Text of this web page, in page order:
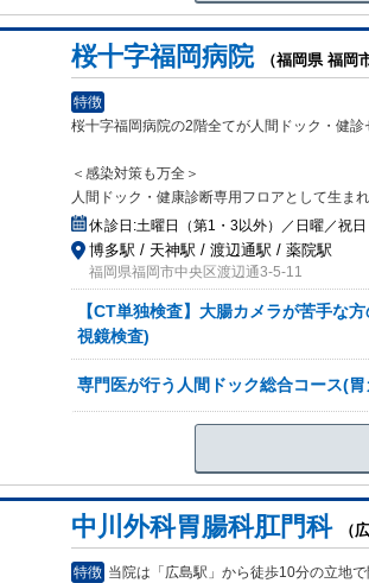
桜十字福岡病院 （福岡県 福岡
特徴
桜十字福岡病院の2階全てが人間ドック・健
＜感染対策も万全＞
人間ドック・健康診断専用フロアとして生ま
休診日:土曜日（第1・3以外）／日曜／祝日
博多駅 / 天神駅 / 渡辺通駅 / 薬院駅
福岡県福岡市中央区渡辺通3-5-11
【CT単独検査】大腸カメラが苦手な
視鏡検査)
専門医が行う人間ドック総合コース(
中川外科胃腸科肛門科 （
特徴 当院は「広島駅」から徒歩10分の立地